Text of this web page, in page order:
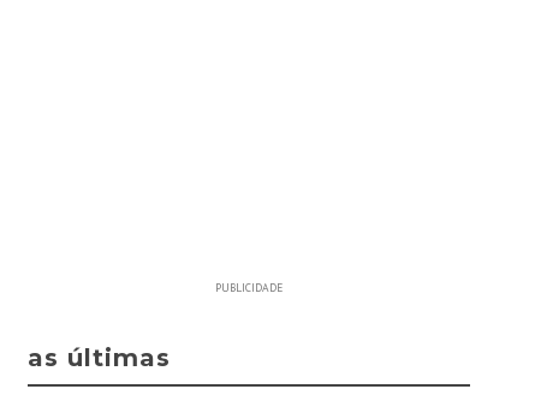
PUBLICIDADE
as últimas